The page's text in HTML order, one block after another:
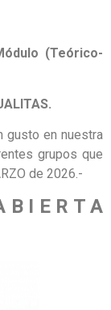
(Teórico-
gusto en nuestra
grupos que
de 2026.-
B I E R T A